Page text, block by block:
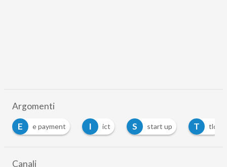
Argomenti
E
e payment I ict S start up T tlc
Canali